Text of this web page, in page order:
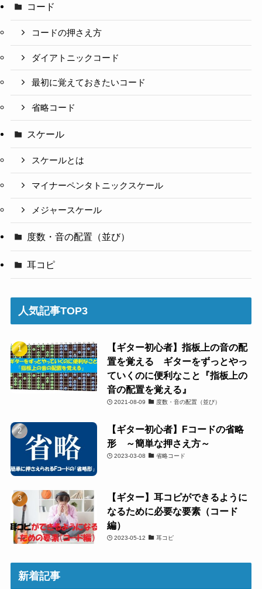
コード
コードの押さえ方
ダイアトニックコード
最初に覚えておきたいコード
省略コード
スケール
スケールとは
マイナーペンタトニックスケール
メジャースケール
度数・音の配置（並び）
耳コピ
人気記事TOP3
【ギター初心者】指板上の音の配
置を覚える ギターをずっとやっ
ていくのに便利なこと『指板上の
音の配置を覚える』
2021-08-09 度数・音の配置（並び）
【ギター初心者】Fコードの省略
形 ～簡単な押さえ方～
2023-03-08 省略コード
【ギター】耳コピができるように
なるために必要な要素（コード
編）
2023-05-12 耳コピ
新着記事